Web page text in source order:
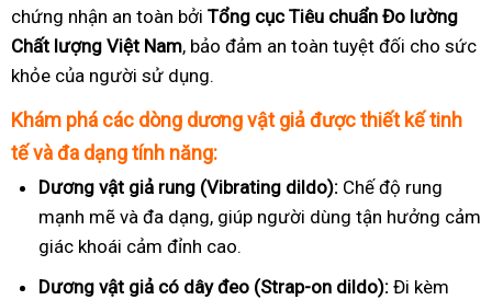
chứng nhận an toàn bởi Tổng cục Tiêu chuẩn Đo lường
Chất lượng Việt Nam, bảo đảm an toàn tuyệt đối cho sức
khỏe của người sử dụng.
Khám phá các dòng dương vật giả được thiết kế tinh
tế và đa dạng tính năng:
Dương vật giả rung (Vibrating dildo): Chế độ rung
mạnh mẽ và đa dạng, giúp người dùng tận hưởng cảm
giác khoái cảm đỉnh cao.
Dương vật giả có dây đeo (Strap-on dildo): Đi kèm